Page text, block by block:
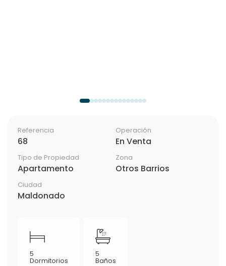
Referencia
68
Operación
En Venta
Tipo de Propiedad
Apartamento
Zona
Otros Barrios
Ciudad
Maldonado
5
Dormitorios
5
Baños